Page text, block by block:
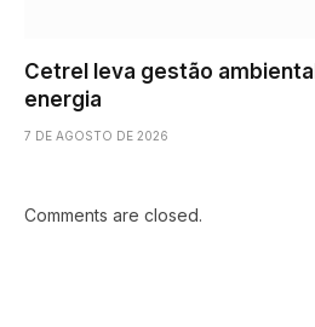
Cetrel leva gestão
energia
7 DE AGOSTO DE 2026
Comments are closed.